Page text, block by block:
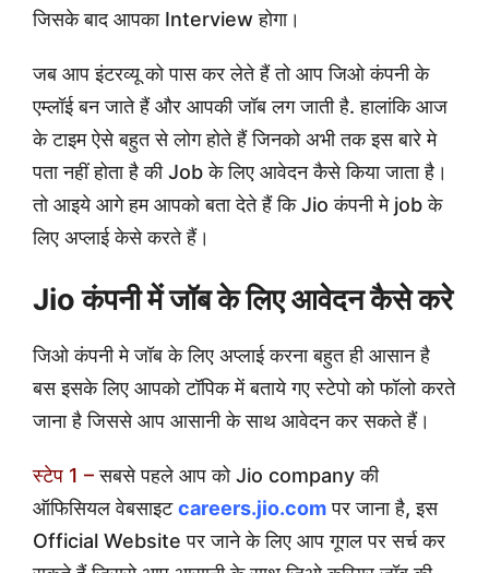
जिसके बाद आपका Interview होगा।
जब आप इंटरव्यू को पास कर लेते हैं तो आप जिओ कंपनी के
एम्लॉई बन जाते हैं और आपकी जॉब लग जाती है. हालांकि आज
के टाइम ऐसे बहुत से लोग होते हैं जिनको अभी तक इस बारे मे
पता नहीं होता है की Job के लिए आवेदन कैसे किया जाता है।
तो आइये आगे हम आपको बता देते हैं कि Jio कंपनी मे job के
लिए अप्लाई केसे करते हैं।
Jio कंपनी में जॉब के लिए आवेदन कैसे करे
जिओ कंपनी मे जॉब के लिए अप्लाई करना बहुत ही आसान है
बस इसके लिए आपको टॉपिक में बताये गए स्टेपो को फॉलो करते
जाना है जिससे आप आसानी के साथ आवेदन कर सकते हैं।
स्टेप 1 –सबसे पहले आप को Jio company की
ऑफिसियल वेबसाइटcareers.jio.comपर जाना है, इस
Official Website पर जाने के लिए आप गूगल पर सर्च कर